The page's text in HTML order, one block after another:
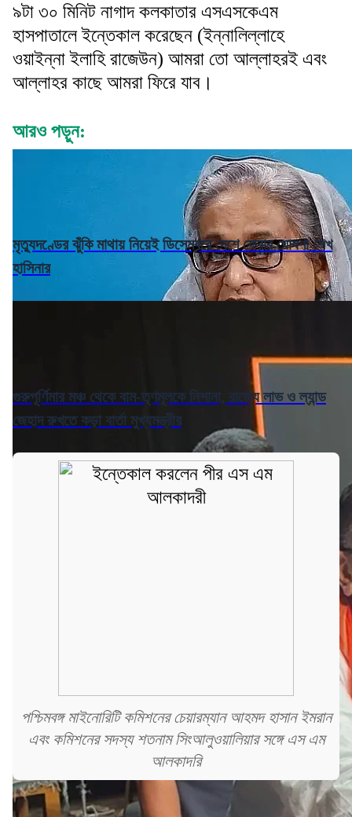
৯টা ৩০ মিনিট নাগাদ কলকাতার এসএসকেএম
হাসপাতালে ইন্তেকাল করেছেন (ইন্নালিল্লাহে
ওয়াইন্না ইলাহি রাজেউন) আমরা তো আল্লাহরই এবং
আল্লাহর কাছে আমরা ফিরে যাব।
আরও পড়ুন:
মৃত্যুদণ্ডের ঝুঁকি মাথায় নিয়েই ডিসেম্বরে দেশে ফেরার ঘোষণা শেখ
হাসিনার
গুরুপূর্ণিমার মঞ্চ থেকে বাম-তৃণমূলকে নিশানা, রাজ্যে লাভ ও ল্যান্ড
জেহাদ রুখতে কড়া বার্তা মুখ্যমন্ত্রীর
পশ্চিমবঙ্গ মাইনোরিটি কমিশনের চেয়ারম্যান আহমদ হাসান ইমরান
এবং কমিশনের সদস্য শতনাম সিংআলুওয়ালিয়ার সঙ্গে এস এম
আলকাদরি